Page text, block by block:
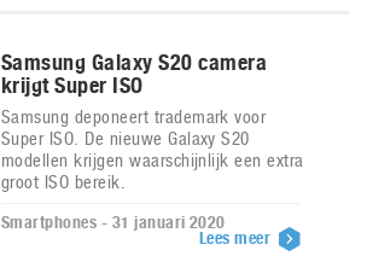
Samsung Galaxy S20 camera
krijgt Super ISO
Samsung deponeert trademark voor
Super ISO. De nieuwe Galaxy S20
modellen krijgen waarschijnlijk een extra
groot ISO bereik.
Smartphones - 31 januari 2020
Lees meer